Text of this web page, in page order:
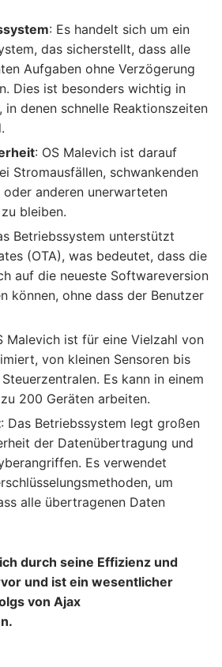
: Es handelt sich um ein
das sicherstellt, dass alle
Aufgaben ohne Verzögerung
Dies ist besonders wichtig in
denen schnelle Reaktionszeiten
: OS Malevich ist darauf
Stromausfällen, schwankenden
anderen unerwarteten
bleiben.
Betriebssystem unterstützt
(OTA), was bedeutet, dass die
auf die neueste Softwareversion
können, ohne dass der Benutzer
Malevich ist für eine Vielzahl von
von kleinen Sensoren bis
Es kann in einem
200 Geräten arbeiten.
: Das Betriebssystem legt großen
der Datenübertragung und
Es verwendet
um
alle übertragenen Daten
durch seine Effizienz und
und ist ein wesentlicher
von Ajax